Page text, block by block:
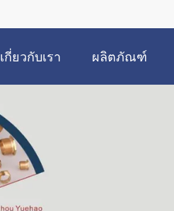
เกี่ยวกับเรา ผลิตภัณฑ์